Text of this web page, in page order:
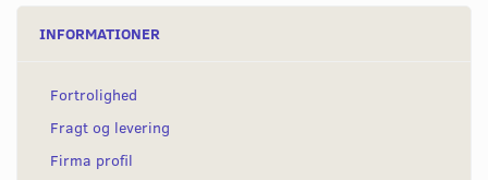
INFORMATIONER
Fortrolighed
Fragt og levering
Firma profil